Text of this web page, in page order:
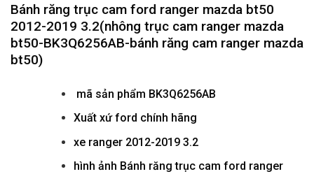
Bánh răng trục cam ford ranger mazda bt50
2012-2019 3.2(nhông trục cam ranger mazda
bt50-BK3Q6256AB-bánh răng cam ranger mazda
bt50)
mã sản phẩm BK3Q6256AB
Xuất xứ ford chính hãng
xe ranger 2012-2019 3.2
hình ảnh Bánh răng trục cam ford ranger